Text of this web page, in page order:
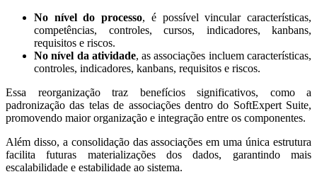
No nível do processo, é possível vincular características,
competências, controles, cursos, indicadores, kanbans,
requisitos e riscos.
No nível da atividade, as associações incluem características,
controles, indicadores, kanbans, requisitos e riscos.
Essa reorganização traz benefícios significativos, como a
padronização das telas de associações dentro do SoftExpert Suite,
promovendo maior organização e integração entre os componentes.
Além disso, a consolidação das associações em uma única estrutura
facilita futuras materializações dos dados, garantindo mais
escalabilidade e estabilidade ao sistema.